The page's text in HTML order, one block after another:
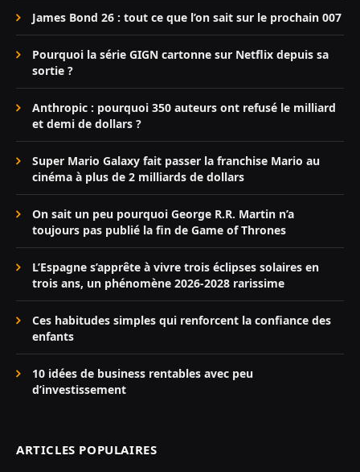
James Bond 26 : tout ce que l’on sait sur le prochain 007
Pourquoi la série GIGN cartonne sur Netflix depuis sa
sortie ?
Anthropic : pourquoi 350 auteurs ont refusé le milliard
et demi de dollars ?
Super Mario Galaxy fait passer la franchise Mario au
cinéma à plus de 2 milliards de dollars
On sait un peu pourquoi George R.R. Martin n’a
toujours pas publié la fin de Game of Thrones
L’Espagne s’apprête à vivre trois éclipses solaires en
trois ans, un phénomène 2026-2028 rarissime
Ces habitudes simples qui renforcent la confiance des
enfants
10 idées de business rentables avec peu
d’investissement
ARTICLES POPULAIRES